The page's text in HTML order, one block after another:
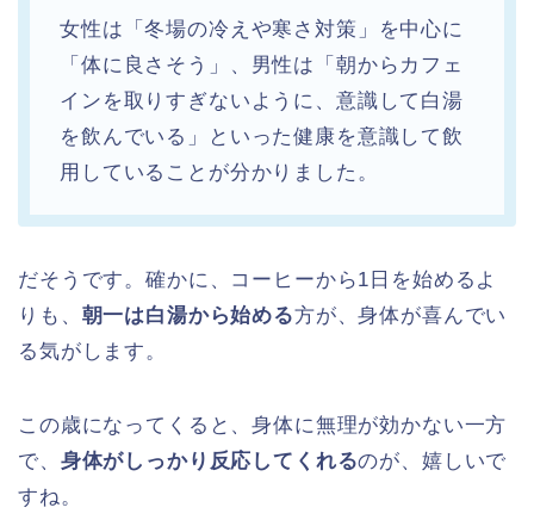
女性は「冬場の冷えや寒さ対策」を中心に
「体に良さそう」、男性は「朝からカフェ
インを取りすぎないように、意識して白湯
を飲んでいる」といった健康を意識して飲
用していることが分かりました。
だそうです。確かに、コーヒーから1日を始めるよ
りも、 朝一は白湯から始める方が、身体が喜んでい
る気がします。
この歳になってくると、身体に無理が効かない一方
で、 身体がしっかり反応してくれるのが、嬉しいで
すね。